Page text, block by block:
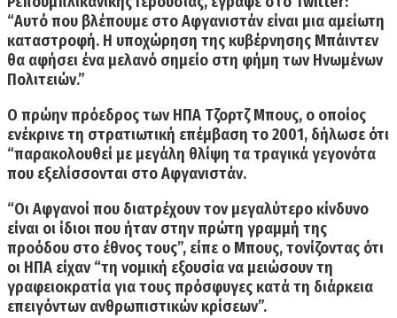
“Αυτό που βλέπουμε στο Αφγανιστάν είναι μια αμείωτη
καταστροφή. Η υποχώρηση της κυβέρνησης Μπάιντεν
θα αφήσει ένα μελανό σημείο στη φήμη των Ηνωμένων
Πολιτειών.”
Ο πρώην πρόεδρος των ΗΠΑ Τζορτζ Μπους, ο οποίος
ενέκρινε τη στρατιωτική επέμβαση το 2001, δήλωσε ότι
“παρακολουθεί με μεγάλη θλίψη τα τραγικά γεγονότα
που εξελίσσονται στο Αφγανιστάν.
“Οι Αφγανοί που διατρέχουν τον μεγαλύτερο κίνδυνο
είναι οι ίδιοι που ήταν στην πρώτη γραμμή της
προόδου στο έθνος τους”, είπε ο Μπους, τονίζοντας ότι
οι ΗΠΑ είχαν “τη νομική εξουσία να μειώσoυν τη
γραφειοκρατία για τους πρόσφυγες κατά τη διάρκεια
επειγόντων ανθρωπιστικών κρίσεων”.